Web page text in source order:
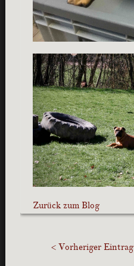
Zurück zum Blog
< Vorheriger Eintrag